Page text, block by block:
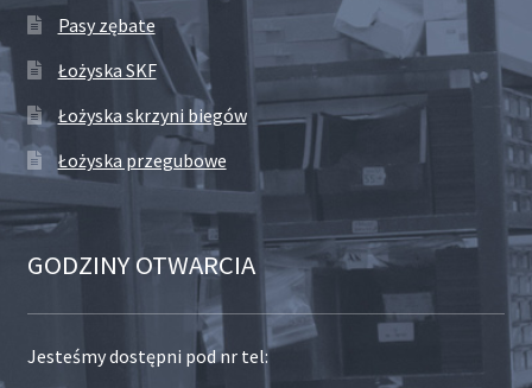
Pasy zębate
Łożyska SKF
Łożyska skrzyni biegów
Łożyska przegubowe
GODZINY OTWARCIA
Jesteśmy dostępni pod nr tel: